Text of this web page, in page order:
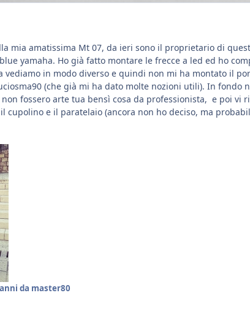
mia amatissima Mt 07, da ieri sono il proprietario di
yamaha. Ho già fatto montare le frecce a led ed ho
vediamo in modo diverso e quindi non mi ha montato il
(che già mi ha dato molte nozioni utili). In
fossero arte tua bensì cosa da professionista, e poi vi
cupolino e il paratelaio (ancora non ho deciso, ma
da master80